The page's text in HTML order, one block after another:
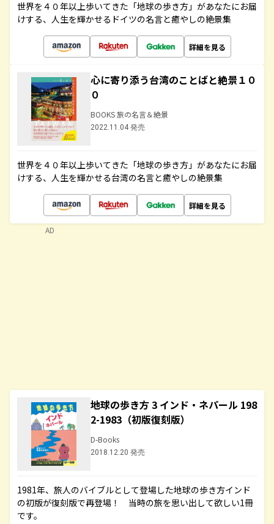
世界を４０年以上歩いてきた「地球の歩き方」があなたにお届
けする、人生を輝かせるドイツの名言と癒やしの絶景集
詳細を見る
心に寄り添う台湾のことばと絶景１０
０
BOOKS 旅の名言＆絶景
2022.11.04 発売
世界を４０年以上歩いてきた「地球の歩き方」があなたにお届
けする、人生を輝かせる台湾の名言と癒やしの絶景集
詳細を見る
地球の歩き方 3 インド・ネパール 198
2-1983（初版復刻版）
D-Books
2018.12.20 発売
1981年、旅人のバイブルとして登場した地球の歩き方インド
の初版が復刻版で再登場！ 当時の旅を思い出して欲しい1冊
です。
AD